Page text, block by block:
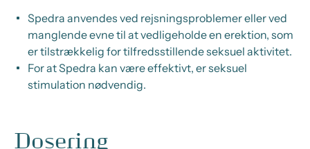
Spedra anvendes ved rejsningsproblemer eller ved
manglende evne til at vedligeholde en erektion, som
er tilstrækkelig for tilfredsstillende seksuel aktivitet.
For at Spedra kan være effektivt, er seksuel
stimulation nødvendig.
Dosering